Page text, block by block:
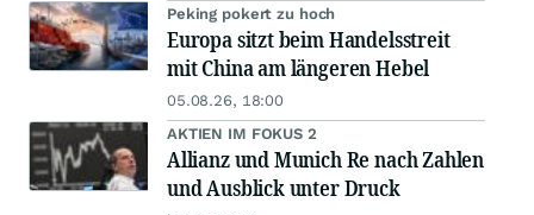
Peking pokert zu hoch
Europa sitzt beim Handelsstreit
mit China am längeren Hebel
05.08.26, 18:00
AKTIEN IM FOKUS 2
Allianz und Munich Re nach Zahlen
und Ausblick unter Druck